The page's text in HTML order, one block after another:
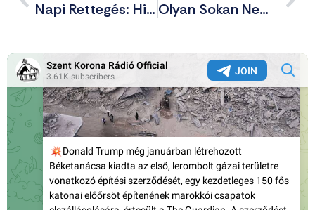
Napi Rettegés: Hibának Tartják Az Előrehozott Választások Kiírását Franciaországban, Nehogy Nyerjenek A Konzervatívok Olyan Sokan Nem Értenek Egyet Netanjahuval, Hogy Ő Inkább Feloszlatta A Háborús Kabinetet